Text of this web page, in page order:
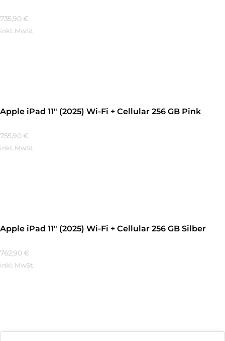
735,90 €
inkl. MwSt.
Apple iPad 11″ (2025) Wi-Fi + Cellular 256 GB Pink
755,90 €
inkl. MwSt.
Apple iPad 11″ (2025) Wi-Fi + Cellular 256 GB Silber
762,90 €
inkl. MwSt.